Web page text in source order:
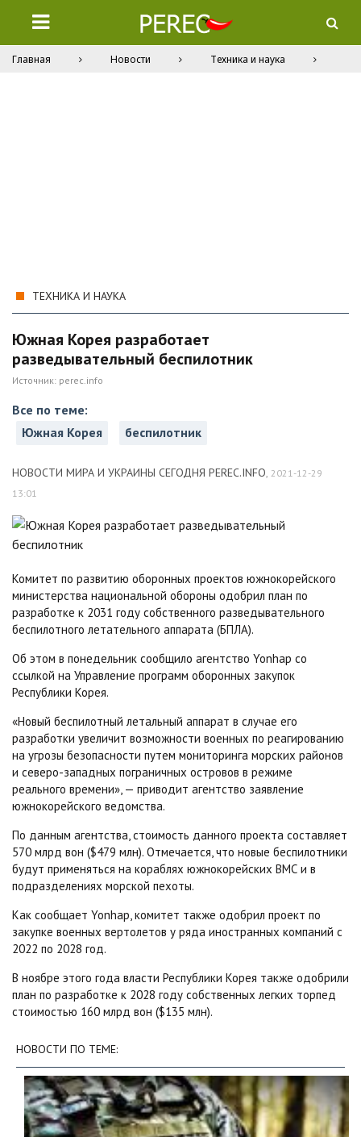
Главная Новости Техника и наука
ТЕХНИКА И НАУКА
Южная Корея разработает
разведывательный беспилотник
Источник: perec.info
Все по теме:
Южная Корея
беспилотник
НОВОСТИ МИРА И УКРАИНЫ СЕГОДНЯ PEREC.INFO, 2021-12-29
13:01
Комитет по развитию оборонных проектов южнокорейского
министерства национальной обороны одобрил план по
разработке к 2031 году собственного разведывательного
беспилотного летательного аппарата (БПЛА).
Об этом в понедельник сообщило агентство Yonhap со
ссылкой на Управление программ оборонных закупок
Республики Корея.
«Новый беспилотный летальный аппарат в случае его
разработки увеличит возможности военных по реагированию
на угрозы безопасности путем мониторинга морских районов
и северо-западных пограничных островов в режиме
реального времени», — приводит агентство заявление
южнокорейского ведомства.
По данным агентства, стоимость данного проекта составляет
570 млрд вон ($479 млн). Отмечается, что новые беспилотники
будут применяться на кораблях южнокорейских ВМС и в
подразделениях морской пехоты.
Как сообщает Yonhap, комитет также одобрил проект по
закупке военных вертолетов у ряда иностранных компаний с
2022 по 2028 год.
В ноябре этого года власти Республики Корея также одобрили
план по разработке к 2028 году собственных легких торпед
стоимостью 160 млрд вон ($135 млн).
НОВОСТИ ПО ТЕМЕ: